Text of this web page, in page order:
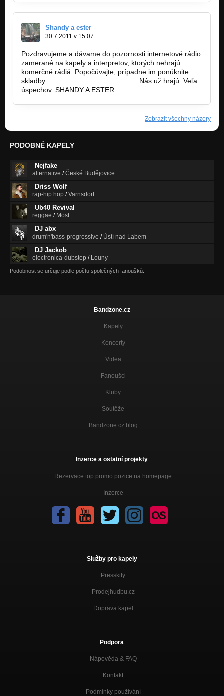
Shandy a ester
30.7.2011 v 15:07
Pozdravujeme a dávame do pozornosti internetové rádio
zamerané na kapely a interpretov, ktorých nehrajú
komerčné rádiá. Popočúvajte, prípadne im ponúknite
skladby.
. Nás už hrajú. Veľa
úspechov. SHANDY A ESTER
Zobrazit všechny názory
PODOBNÉ KAPELY
Nejfake
alternative /České Budějovice
Driss Wolf
rap-hip hop /Varnsdorf
Ub40 Revival
reggae / Most
DJ abx
drum'n'bass-progressive / Ústí nad Labem
DJ Jackob
electronica-dubstep / Louny
Podobnost se určuje podle počtu společných fanoušků.
Bandzone.cz
Kapely
Koncerty
Videa
Fanoušci
Kluby
Soutěže
Bandzone.cz blog
Inzerce a ostatní projekty
Rezervace top promo pozice na homepage
Inzerce
Služby pro kapely
Presskity
Prodejhudbu.cz
Doprava kapel
Podpora
Nápověda & FAQ
Kontakt
Podmínky používání